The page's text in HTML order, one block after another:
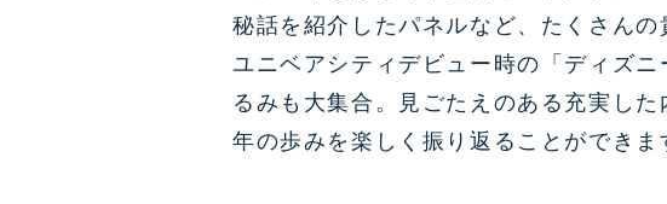
秘話を紹介したパネルなど、たくさん
ユニベアシティデビュー時の「ディズ
るみも大集合。見ごたえのある充実し
年の歩みを楽しく振り返ることができま